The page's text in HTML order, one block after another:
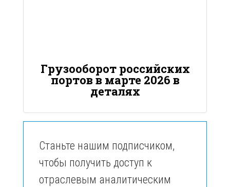
Грузооборот российских
портов в марте 2026 в
деталях
Станьте нашим подписчиком,
чтобы получить доступ к
отраслевым аналитическим